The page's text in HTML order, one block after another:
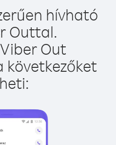
hívható
Outtal.
Out
következőket